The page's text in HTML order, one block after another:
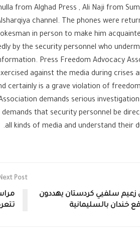
from Alghad Press , Ali Naji from
channel. The phones were
in person to make him
by the security personnel who
Press Freedom Advocacy
against the media during crises
certainly is a grave violation of
demands serious
that security personnel be
all kinds of media and understand their
زعيم سلفيي كردستان يهددون
خندان بالسليمانية
Post